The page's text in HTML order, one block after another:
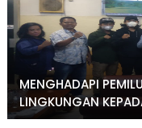
MENGHADAPI
LINGKUNGAN